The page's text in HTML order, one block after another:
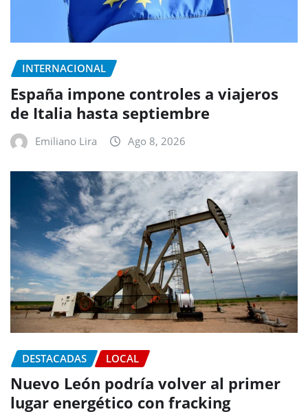
INTERNACIONAL
España impone controles a viajeros
de Italia hasta septiembre
Emiliano Lira Ago 8, 2026
DESTACADAS LOCAL
Nuevo León podría volver al primer
lugar energético con fracking